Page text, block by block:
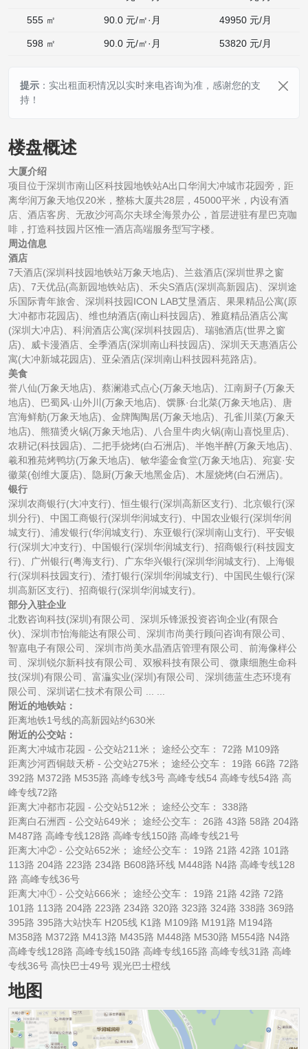
555 ㎡ 90.0 元/㎡·月 49950元/月
598 ㎡ 90.0 元/㎡·月 53820元/月
提示 ：实出租面积情况以实时来电咨询为准，感谢您的支
持！
楼盘概述
大厦介绍
项目位于深圳市南山区科技园地铁站A出口华润大冲城市花园旁，距
离华润万象天地仅20米，整栋大厦共28层，45000平米，内设有酒
店、酒店客房、无敌沙河高尔夫球全海景办公，首层进驻有星巴克咖
啡，打造科技园片区惟一酒店高端服务型写字楼。
周边信息
酒店
7天酒店(深圳科技园地铁站万象天地店)、兰兹酒店(深圳世界之窗
店)、7天优品(高新园地铁站店)、禾尖S酒店(深圳高新园店)、深圳途
乐国际青年旅舍、深圳科技园ICON LAB艾垦酒店、果果精品公寓(原
大冲都市花园店)、维也纳酒店(南山科技园店)、雅庭精品酒店公寓
(深圳大冲店)、科润酒店公寓(深圳科技园店)、瑞驰酒店(世界之窗
店)、威卡漫酒店、全季酒店(深圳南山科技园店)、深圳天天惠酒店公
寓(大冲新城花园店)、亚朵酒店(深圳南山科技园科苑路店)。
美食
誉八仙(万象天地店)、蔡澜港式点心(万象天地店)、江南厨子(万象天
地店)、巴蜀风·山外川(万象天地店)、馔豚·台北菜(万象天地店)、唐
宫海鲜舫(万象天地店)、金牌陶陶居(万象天地店)、孔雀川菜(万象天
地店)、熊猫烫火锅(万象天地店)、八合里牛肉火锅(南山喜悦里店)、
农耕记(科技园店)、二把手烧烤(白石洲店)、半饱半醉(万象天地店)、
羲和雅苑烤鸭坊(万象天地店)、敏华鎏金食堂(万象天地店)、宛宴·安
徽菜(创维大厦店)、隐厨(万象天地黑金店)、木屋烧烤(白石洲店)。
银行
深圳农商银行(大冲支行)、恒生银行(深圳高新区支行)、北京银行(深
圳分行)、中国工商银行(深圳华润城支行)、中国农业银行(深圳华润
城支行)、浦发银行(华润城支行)、东亚银行(深圳南山支行)、平安银
行(深圳大冲支行)、中国银行(深圳华润城支行)、招商银行(科技园支
行)、广州银行(粤海支行)、广东华兴银行(深圳华润城支行)、上海银
行(深圳科技园支行)、渣打银行(深圳华润城支行)、中国民生银行(深
圳高新区支行)、招商银行(深圳华润城支行)。
部分入驻企业
北数咨询科技(深圳)有限公司、深圳乐锋派投资咨询企业(有限合
伙)、深圳市怡海能达有限公司、深圳市尚美行顾问咨询有限公司、
智嘉电子有限公司、深圳市尚美水晶酒店管理有限公司、前海像样公
司、深圳锐尔新科技有限公司、双猴科技有限公司、微康细胞生命科
技(深圳)有限公司、富灜实业(深圳)有限公司、深圳德蓝生态环境有
限公司、深圳诺仁技术有限公司 ... ...
附近的地铁站：
距离地铁1号线的高新园站约630米
附近的公交站：
距离大冲城市花园 - 公交站211米； 途经公交车： 72路 M109路
距离沙河西铜鼓天桥 - 公交站275米； 途经公交车： 19路 66路 72路
392路 M372路 M535路 高峰专线3号 高峰专线54 高峰专线54路 高
峰专线72路
距离大冲都市花园 - 公交站512米； 途经公交车： 338路
距离白石洲西 - 公交站649米； 途经公交车： 26路 43路 58路 204路
M487路 高峰专线128路 高峰专线150路 高峰专线21号
距离大冲② - 公交站652米； 途经公交车： 19路 21路 42路 101路
113路 204路 223路 234路 B608路环线 M448路 N4路 高峰专线128
路 高峰专线36号
距离大冲① - 公交站666米； 途经公交车： 19路 21路 42路 72路
101路 113路 204路 223路 234路 320路 323路 324路 338路 369路
395路 395路大站快车 H205线 K1路 M109路 M191路 M194路
M358路 M372路 M413路 M435路 M448路 M530路 M554路 N4路
高峰专线128路 高峰专线150路 高峰专线165路 高峰专线31路 高峰
专线36号 高快巴士49号 观光巴士橙线
地图